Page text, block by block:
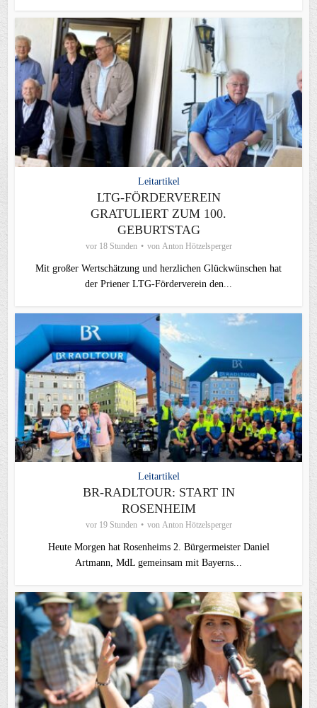
Leitartikel
LTG-FÖRDERVEREIN
GRATULIERT ZUM 100.
GEBURTSTAG
vor 18 Stunden von Anton Hötzelsperger
Mit großer Wertschätzung und herzlichen Glückwünschen hat
der Priener LTG‑Förderverein den...
Leitartikel
BR-RADLTOUR: START IN
ROSENHEIM
vor 19 Stunden von Anton Hötzelsperger
Heute Morgen hat Rosenheims 2. Bürgermeister Daniel
Artmann, MdL gemeinsam mit Bayerns...